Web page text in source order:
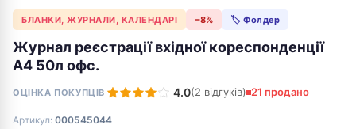
БЛАНКИ, ЖУРНАЛИ, КАЛЕНДАРІ −8% 🏷 Фолдер
Журнал реєстрації вхідної кореспонденції
А4 50л офс.
ОЦІНКА ПОКУПЦІВ 4.0(2 відгуків) 21 продано
Артикул: 000545044